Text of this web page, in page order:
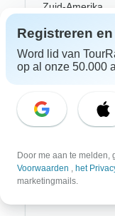
Zuid-Amerika
Top
Fiets Rondreizen
Riviercruises
Registreren
Word lid van
op al onze 50.000
Door me aan te melden,
Voorwaarden , het
marketingmails.